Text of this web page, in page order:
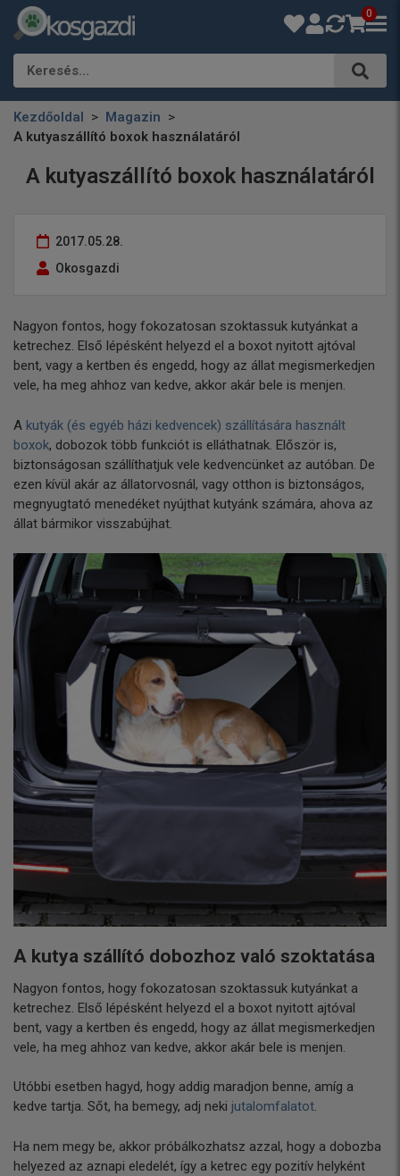
0
Keresés…
Kezdőoldal
Magazin
A kutyaszállító boxok használatáról
A kutyaszállító boxok használatáról
2017.05.28.
Okosgazdi
Nagyon fontos, hogy fokozatosan szoktassuk kutyánkat a
ketrechez. Első lépésként helyezd el a boxot nyitott ajtóval
bent, vagy a kertben és engedd, hogy az állat megismerkedjen
vele, ha meg ahhoz van kedve, akkor akár bele is menjen.
A kutyák (és egyéb házi kedvencek) szállítására használt
boxok, dobozok több funkciót is elláthatnak. Először is,
biztonságosan szállíthatjuk vele kedvencünket az autóban. De
ezen kívül akár az állatorvosnál, vagy otthon is biztonságos,
megnyugtató menedéket nyújthat kutyánk számára, ahova az
állat bármikor visszabújhat.
A kutya szállító dobozhoz való szoktatása
Nagyon fontos, hogy fokozatosan szoktassuk kutyánkat a
ketrechez. Első lépésként helyezd el a boxot nyitott ajtóval
bent, vagy a kertben és engedd, hogy az állat megismerkedjen
vele, ha meg ahhoz van kedve, akkor akár bele is menjen.
Utóbbi esetben hagyd, hogy addig maradjon benne, amíg a
kedve tartja. Sőt, ha bemegy, adj neki jutalomfalatot.
Ha nem megy be, akkor próbálkozhatsz azzal, hogy a dobozba
helyezed az aznapi eledelét, így a ketrec egy pozitív helyként